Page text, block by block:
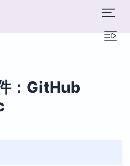
：GitHub